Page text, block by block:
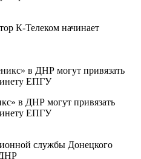
К-Телеком начинает
в ДНР могут привязать
ЕПГУ